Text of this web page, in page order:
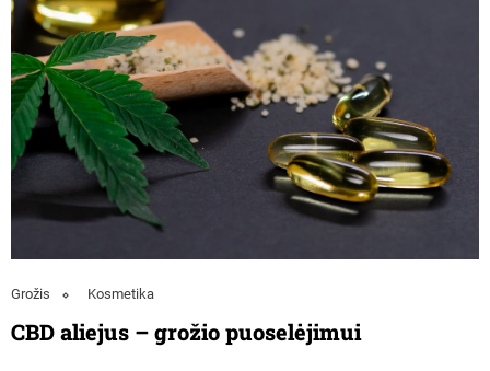
Grožis Kosmetika
CBD aliejus – grožio puoselėjimui